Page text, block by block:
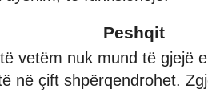
Peshqit
vetëm nuk mund të gjejë
në çift shpërqendrohet.